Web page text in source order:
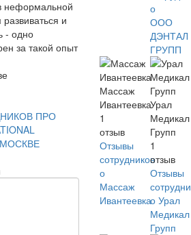
неформальной
и
- одно
за такой опыт
ПРО
о
ООО
ДЭНТАЛ
ГРУПП
Массаж
Ивантеевка
1
отзыв
Отзывы
сотрудников
о
Массаж
Ивантеевка
Урал
Медикал
Групп
1
отзыв
Отзывы
о Урал
Медикал
Групп